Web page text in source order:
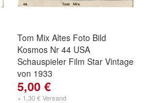
Tom Mix Altes Foto Bild
Kosmos Nr 44 USA
Schauspieler Film Star Vintage
von 1933
5,00 €
+ 1,30 € Versand